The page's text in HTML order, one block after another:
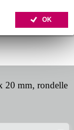
OK
20 mm, rondelle